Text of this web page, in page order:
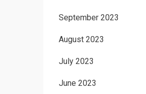
September 2023
August 2023
July 2023
June 2023